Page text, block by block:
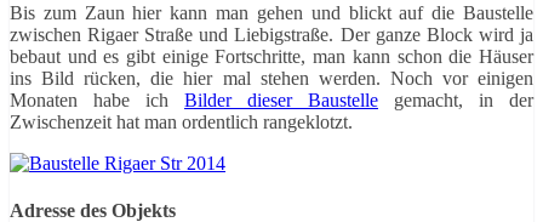
Bis zum Zaun hier kann man gehen und blickt auf die Baustelle
zwischen Rigaer Straße und Liebigstraße. Der ganze Block wird ja
bebaut und es gibt einige Fortschritte, man kann schon die Häuser
ins Bild rücken, die hier mal stehen werden. Noch vor einigen
Monaten habe ich Bilder dieser Baustelle gemacht, in der
Zwischenzeit hat man ordentlich rangeklotzt.
Adresse des Objekts